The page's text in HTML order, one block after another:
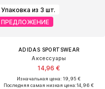
Упаковка из 3 шт.
ПРЕДЛОЖЕНИЕ
ADIDAS SPORTSWEAR
Аксессуары
14,96 €
Изначальная цена: 19,95 €
Последняя самая низкая цена:14,96 €